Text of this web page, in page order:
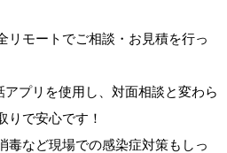
リモートでご相談・お見積を行っ
プリを使用し、対面相談と変わら
りで安心です！
毒など現場での感染症対策もしっ